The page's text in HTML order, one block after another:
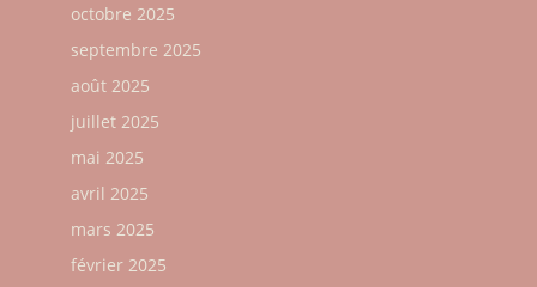
octobre 2025
septembre 2025
août 2025
juillet 2025
mai 2025
avril 2025
mars 2025
février 2025